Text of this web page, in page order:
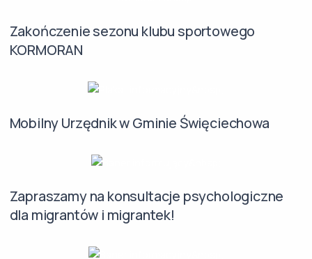
Zakończenie sezonu klubu sportowego
KORMORAN
Mobilny Urzędnik w Gminie Święciechowa
Zapraszamy na konsultacje psychologiczne
dla migrantów i migrantek!